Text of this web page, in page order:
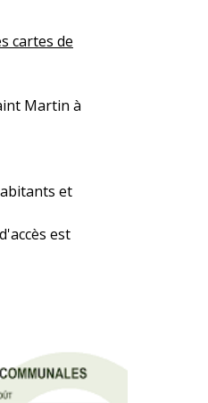
cartes de
Martin à
et
est